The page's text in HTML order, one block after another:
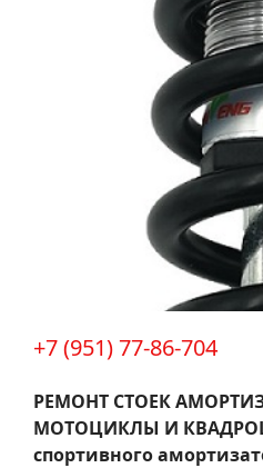
+7 (951) 77-86-704
РЕМОНТ СТОЕК
МОТОЦИКЛЫ И
спортивного